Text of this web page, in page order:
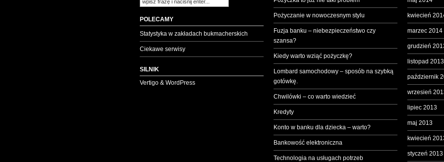
POLECAMY
Statystyka w zakładach bukmacherskich
Ciekawe serwisy
SILNIK
Vertigo & WordPress
Pożyczanie w nowoczesnym stylu
Fuzja banku – niebezpieczeństwo czy
szansa?
Kiedy warto wziąć pożyczkę?
Lombard samochodowy – sposób na szybką
gotówkę.
Chwilówki – co warto wiedzieć
Kredyty
Konto w banku dla dziecka – warto?
Bankowość elektroniczna
Technologia na usługach potrzeb
kwiecień
marzec 2014
grudzień
listopad 2013
październik
wrzesień
lipiec 2013
maj 2013
kwiecień
styczeń 2013